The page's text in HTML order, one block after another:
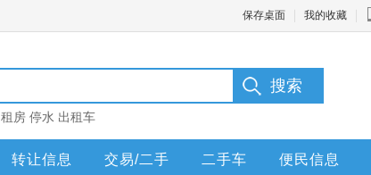
保存桌面 我的收藏
租房 停水 出租车
转让信息 交易/二手 二手车 便民信息